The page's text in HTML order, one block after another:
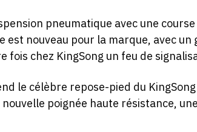
pneumatique avec une
est nouveau pour la marque, avec
chez KingSong un feu de
le célèbre repose-pied du
nouvelle poignée haute résistance,